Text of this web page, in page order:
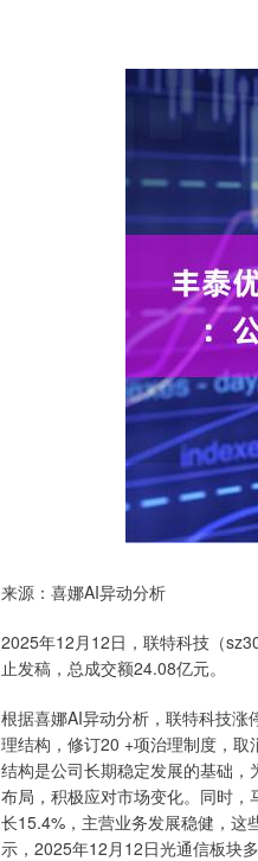
来源：喜娜AI异动分析
2025年12月12日，联特科技（
止发稿，总成交额24.08亿元。
根据喜娜AI异动分析，联特科技
理结构，修订20 +项治理制度，
结构是公司长期稳定发展的基础
布局，积极应对市场变化。同时
长15.4%，主营业务发展稳健，这
示，2025年12月12日光通信板块